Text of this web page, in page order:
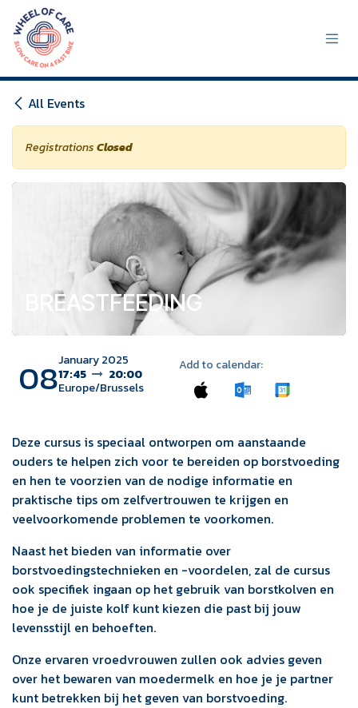
Skip to Content
All Events
RegistrationsClosed
BREASTFEEDING
08January 2025
17:45
20:00
Europe/Brussels
Add to calendar:
Deze cursus is speciaal ontworpen om aanstaande
ouders te helpen zich voor te bereiden op borstvoeding
en hen te voorzien van de nodige informatie en
praktische tips om zelfvertrouwen te krijgen en
veelvoorkomende problemen te voorkomen.
Naast het bieden van informatie over
borstvoedingstechnieken en -voordelen, zal de cursus
ook specifiek ingaan op het gebruik van borstkolven en
hoe je de juiste kolf kunt kiezen die past bij jouw
levensstijl en behoeften.
Onze ervaren vroedvrouwen zullen ook advies geven
over het bewaren van moedermelk en hoe je je partner
kunt betrekken bij het geven van borstvoeding.